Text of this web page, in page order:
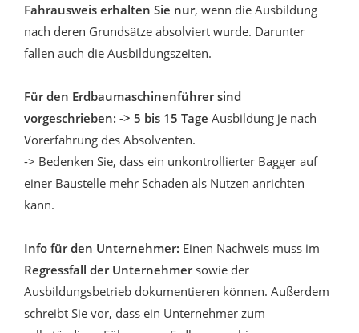
Fahrausweis erhalten Sie nur, wenn die Ausbildung
nach deren Grundsätze absolviert wurde. Darunter
fallen auch die Ausbildungszeiten.
Für den Erdbaumaschinenführer sind
vorgeschrieben: -> 5 bis 15 Tage Ausbildung je nach
Vorerfahrung des Absolventen.
-> Bedenken Sie, dass ein unkontrollierter Bagger auf
einer Baustelle mehr Schaden als Nutzen anrichten
kann.
Info für den Unternehmer: Einen Nachweis muss im
Regressfall der Unternehmersowie der
Ausbildungsbetrieb dokumentieren können. Außerdem
schreibt Sie vor, dass ein Unternehmer zum